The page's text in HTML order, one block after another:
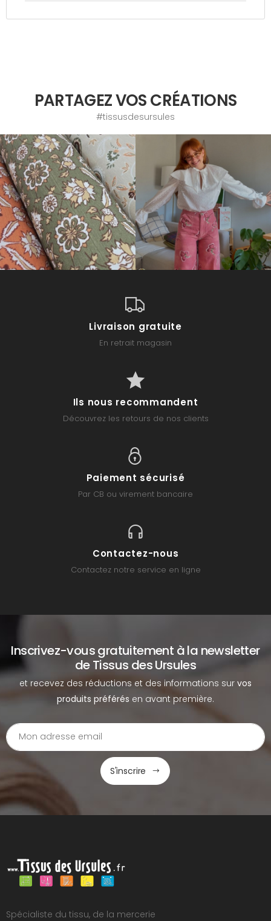
PARTAGEZ VOS CRÉATIONS
#tissusdesursules
Livraison gratuite
En retrait magasin
Ils nous recommandent
Découvrez les retours de nos clients
Paiement sécurisé
Par CB ou virement bancaire
Contactez-nous
Contactez notre service en ligne
Inscrivez-vous gratuitement à la newsletter
de Tissus des Ursules
et recevez des réductions et des informations sur vos
produits préférés en avant première.
S'inscrire
Spécialiste du tissu, de la mercerie